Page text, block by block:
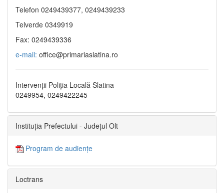
Telefon 0249439377, 0249439233
Telverde 0349919
Fax: 0249439336
e-mail: office@primariaslatina.ro
Intervenții Poliția Locală Slatina
0249954, 0249422245
Instituția Prefectului - Județul Olt
Program de audiențe
Loctrans